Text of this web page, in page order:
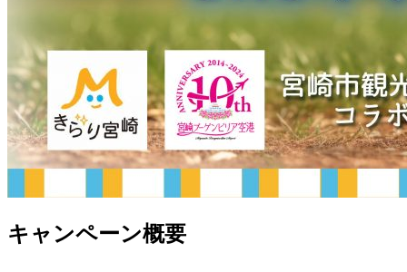
キャンペーン概要